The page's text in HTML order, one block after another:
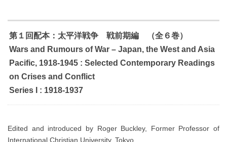
第１回配本：太平洋戦争 戦前期編
（全６巻）
Wars and Rumours of War – Japan, the West and Asia
Pacific, 1918-1945 : Selected Contemporary Readings
on Crises and Conflict
Series I : 1918-1937
Edited and introduced by Roger Buckley, Former Professor of
International Christian University, Tokyo